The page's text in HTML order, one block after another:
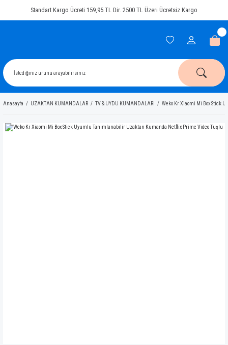
Standart Kargo Ücreti 159,95 TL Dir. 2500 TL Üzeri Ücretsiz Kargo
Anasayfa UZAKTAN KUMANDALAR TV & UYDU KUMANDALARI Weko Kr Xiaomi Mi Box Stick